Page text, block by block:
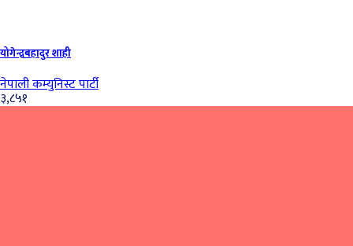
योगेन्द्रबहादुर शाही
नेपाली कम्युनिस्ट पार्टी
३,८५१